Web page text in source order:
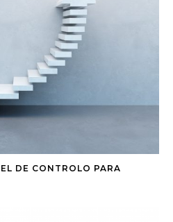
DE CONTROLO PARA